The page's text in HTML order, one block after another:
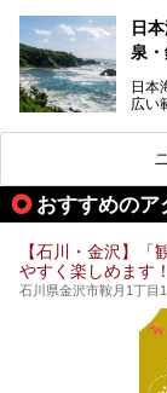
今回
で楽
など
日
泉
日本
広い
車で
し
温
しま
おすすめのア
【石川・金沢】「
やすく楽しめます
石川県金沢市鞍月1丁目1